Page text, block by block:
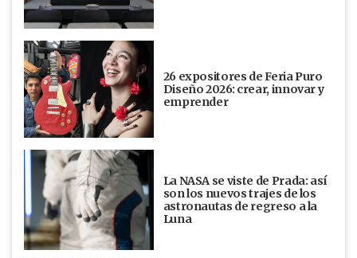
26 expositores de Feria Puro
Diseño 2026: crear, innovar y
emprender
La NASA se viste de Prada: así
son los nuevos trajes de los
astronautas de regreso a la
Luna